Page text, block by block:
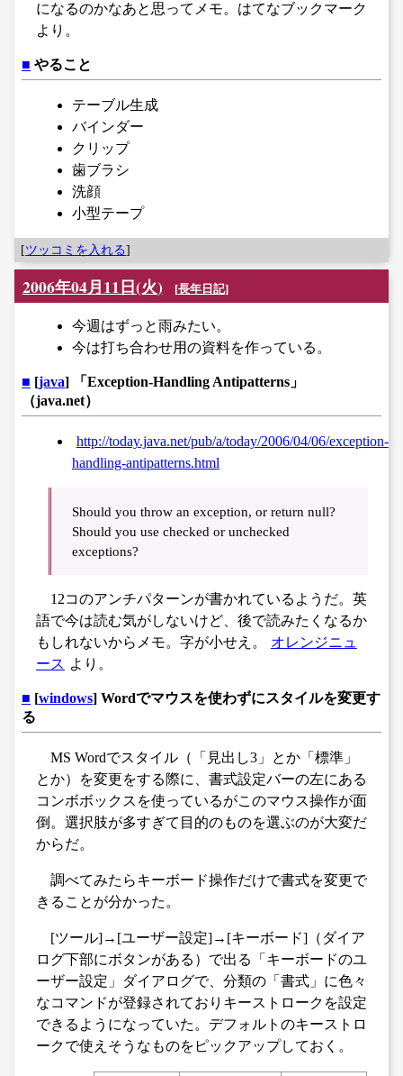
になるのかなあと思ってメモ。はてなブックマーク
より。
■ やること
テーブル生成
バインダー
クリップ
歯ブラシ
洗顔
小型テープ
[ツッコミを入れる]
2006年04月11日(火) [長年日記]
今週はずっと雨みたい。
今は打ち合わせ用の資料を作っている。
■ [java] 「Exception-Handling Antipatterns」
（java.net）
http://today.java.net/pub/a/today/2006/04/06/exception-
handling-antipatterns.html
Should you throw an exception, or return null?
Should you use checked or unchecked
exceptions?
12コのアンチパターンが書かれているようだ。英
語で今は読む気がしないけど、後で読みたくなるか
もしれないからメモ。字が小せえ。
オレンジニュ
ース より。
■ [windows] Wordでマウスを使わずにスタイルを変更す
る
MS Wordでスタイル（「見出し3」とか「標準」
とか）を変更をする際に、書式設定バーの左にある
コンボボックスを使っているがこのマウス操作が面
倒。選択肢が多すぎて目的のものを選ぶのが大変だ
からだ。
調べてみたらキーボード操作だけで書式を変更で
きることが分かった。
[ツール]→[ユーザー設定]→[キーボード]（ダイア
ログ下部にボタンがある）で出る「キーボードのユ
ーザー設定」ダイアログで、分類の「書式」に色々
なコマンドが登録されておりキーストロークを設定
できるようになっていた。デフォルトのキーストロ
ークで使えそうなものをピックアップしておく。